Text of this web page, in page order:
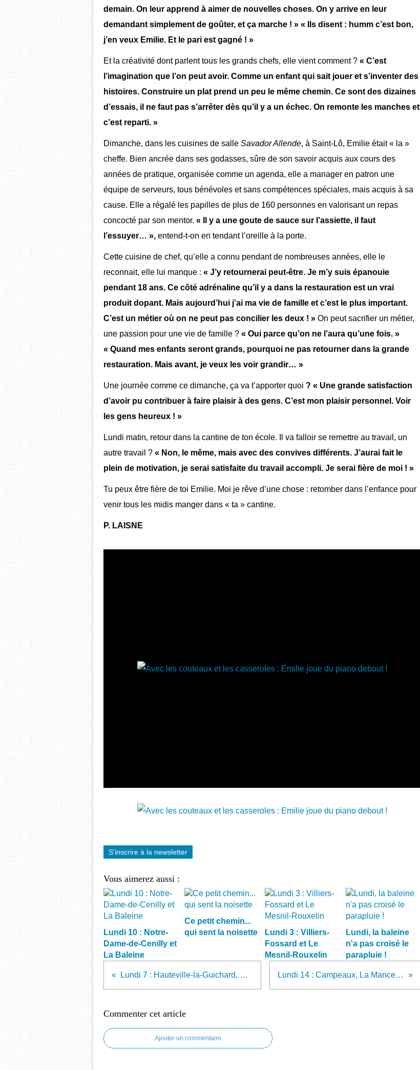
demain. On leur apprend à aimer de nouvelles choses. On y arrive en leur
demandant simplement de goûter, et ça marche ! » « Ils disent : humm c’est bon,
j’en veux Emilie. Et le pari est gagné ! »
Et la créativité dont parlent tous les grands chefs, elle vient comment ? « C’est
l’imagination que l’on peut avoir. Comme un enfant qui sait jouer et s’inventer des
histoires. Construire un plat prend un peu le même chemin. Ce sont des dizaines
d’essais, il ne faut pas s’arrêter dès qu’il y a un échec. On remonte les manches et
c’est reparti. »
Dimanche, dans les cuisines de salle Savador Allende, à Saint-Lô, Emilie était « la »
cheffe. Bien ancrée dans ses godasses, sûre de son savoir acquis aux cours des
années de pratique, organisée comme un agenda, elle a manager en patron une
équipe de serveurs, tous bénévoles et sans compétences spéciales, mais acquis à sa
cause. Elle a régalé les papilles de plus de 160 personnes en valorisant un repas
concocté par son mentor. « Il y a une goute de sauce sur l’assiette, il faut
l’essuyer… », entend-t-on en tendant l’oreille à la porte.
Cette cuisine de chef, qu’elle a connu pendant de nombreuses années, elle le
reconnait, elle lui manque : « J’y retournerai peut-être. Je m’y suis épanouie
pendant 18 ans. Ce côté adrénaline qu’il y a dans la restauration est un vrai
produit dopant. Mais aujourd’hui j’ai ma vie de famille et c’est le plus important.
C’est un métier où on ne peut pas concilier les deux ! » On peut sacrifier un métier,
une passion pour une vie de famille ? « Oui parce qu’on ne l’aura qu’une fois. »
« Quand mes enfants seront grands, pourquoi ne pas retourner dans la grande
restauration. Mais avant, je veux les voir grandir… »
Une journée comme ce dimanche, ça va t’apporter quoi ? « Une grande satisfaction
d’avoir pu contribuer à faire plaisir à des gens. C’est mon plaisir personnel. Voir
les gens heureux ! »
Lundi matin, retour dans la cantine de ton école. Il va falloir se remettre au travail, un
autre travail ? « Non, le même, mais avec des convives différents. J’aurai fait le
plein de motivation, je serai satisfaite du travail accompli. Je serai fière de moi ! »
Tu peux être fière de toi Emilie. Moi je rêve d’une chose : retomber dans l’enfance pour
venir tous les midis manger dans « ta » cantine.
P. LAISNE
S'inscrire à la newsletter
Vous aimerez aussi :
Lundi 10 : Notre-
Dame-de-Cenilly et
La Baleine
Ce petit chemin...
qui sent la noisette
Lundi 3 : Villiers-
Fossard et Le
Mesnil-Rouxelin
Lundi, la baleine
n'a pas croisé le
parapluie !
Lundi 7 : Hauteville-la-Guichard, Canisy et Canisy Lundi 14 : Campeaux, La Mancellière et Candol
Commenter cet article
Ajouter un commentaire